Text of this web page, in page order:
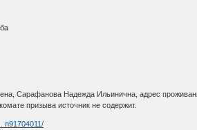
Сарафанова Надежда Ильинична, адрес
призыва источник не содержит.
n91704011/